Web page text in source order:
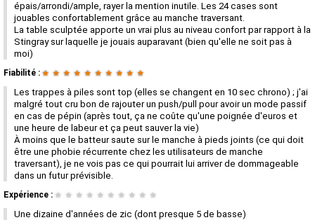
épais/arrondi/ample, rayer la mention inutile. Les 24 cases sont
jouables confortablement grâce au manche traversant.
La table sculptée apporte un vrai plus au niveau confort par rapport à la
Stingray sur laquelle je jouais auparavant (bien qu'elle ne soit pas à
moi)
Fiabilité : ★ ★ ★ ★ ★ ★ ★ ★ ★ ★
Les trappes à piles sont top (elles se changent en 10 sec chrono) ; j'ai
malgré tout cru bon de rajouter un push/pull pour avoir un mode passif
en cas de pépin (après tout, ça ne coûte qu'une poignée d'euros et
une heure de labeur et ça peut sauver la vie)
À moins que le batteur saute sur le manche à pieds joints (ce qui doit
être une phobie récurrente chez les utilisateurs de manche
traversant), je ne vois pas ce qui pourrait lui arriver de dommageable
dans un futur prévisible.
Expérience : ★ ★ ★ ★ ★ ★ ★ ★ ★ ★
Une dizaine d'années de zic (dont presque 5 de basse)